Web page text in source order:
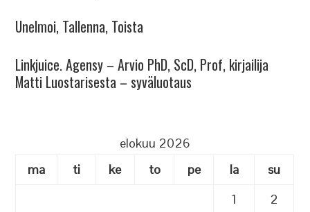
Unelmoi, Tallenna, Toista
Linkjuice. Agensy – Arvio PhD, ScD, Prof, kirjailija
Matti Luostarisesta – syväluotaus
elokuu 2026
ma
ti ke to pe la
su
1
2